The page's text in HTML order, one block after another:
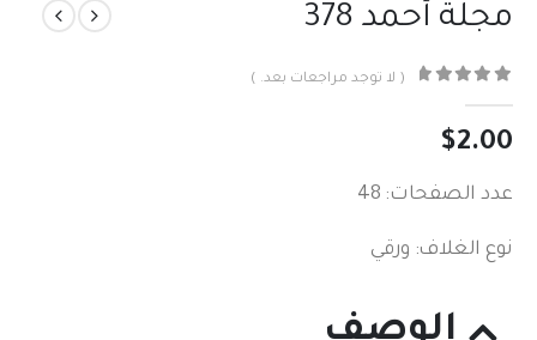
مجلة أحمد 378
( لا توجد مراجعات بعد. )
$2.00
عدد الصفحات: 48
نوع الغلاف: ورقي